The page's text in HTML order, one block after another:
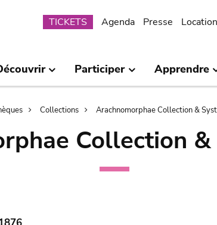
Submenu
TICKETS Agenda Presse
Participer Apprendre
Collections Arachnomorphae Collection &
Collection